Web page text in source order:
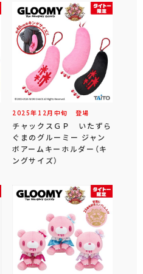
2025年 12 月 中旬 登場
チャックスＧＰ いたずら
ぐまのグルーミー ジャン
ボアームキーホルダー（キ
ングサイズ）